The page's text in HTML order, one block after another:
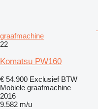
graafmachine
22
Komatsu PW160
€ 54.900 Exclusief BTW
Mobiele graafmachine
2016
9.582 m/u